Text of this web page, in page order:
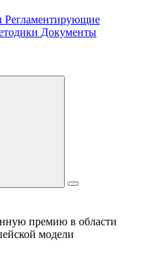
Регламентирующие
Документы
премию в области
модели